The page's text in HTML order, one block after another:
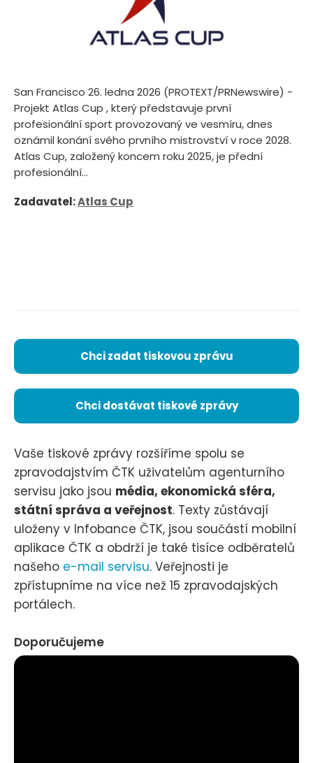
San Francisco 26. ledna 2026 (PROTEXT/PRNewswire) -
Projekt Atlas Cup , který představuje první
profesionální sport provozovaný ve vesmíru, dnes
oznámil konání svého prvního mistrovství v roce 2028.
Atlas Cup, založený koncem roku 2025, je přední
profesionální...
Zadavatel:Atlas Cup
Chci zadat tiskovou zprávu
Chci dostávat tiskové zprávy
Vaše tiskové zprávy rozšíříme spolu se
zpravodajstvím ČTK uživatelům agenturního
servisu jako jsou média, ekonomická sféra,
státní správa a veřejnost. Texty zůstávají
uloženy v Infobance ČTK, jsou součástí mobilní
aplikace ČTK a obdrží je také tisíce odběratelů
našeho e-mail servisu. Veřejnosti je
zpřístupníme na více než 15 zpravodajských
portálech.
Doporučujeme